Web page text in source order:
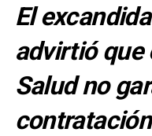
El
advirtió que
Salud no